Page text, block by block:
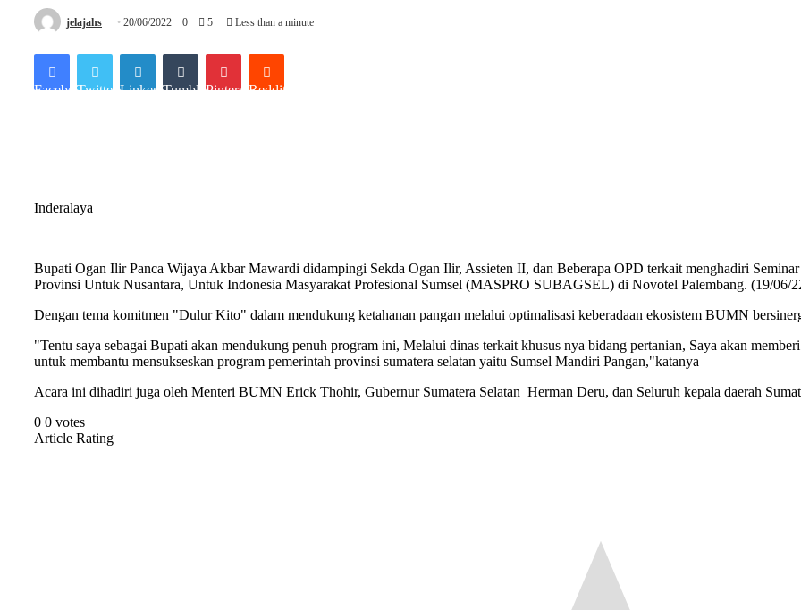
jelajahs 20/06/2022 0 5 Less than a minute
FacebookTwitter LinkedInTumblr PinterestReddit
Inderalaya
Bupati Ogan Ilir Panca Wijaya Akbar Mawardi didampingi Sekda Ogan Ilir, Assieten II, dan Beberapa OPD terkait menghadiri
Provinsi Untuk Nusantara, Untuk Indonesia Masyarakat Profesional Sumsel (MASPRO SUBAGSEL) di Novotel Palembang. (19/06/
Dengan tema komitmen "Dulur Kito" dalam mendukung ketahanan pangan melalui optimalisasi keberadaan ekosistem BUMN
"Tentu saya sebagai Bupati akan mendukung penuh program ini, Melalui dinas terkait khusus nya bidang pertanian, Saya akan
untuk membantu mensukseskan program pemerintah provinsi sumatera selatan yaitu Sumsel Mandiri Pangan,"katanya
Acara ini dihadiri juga oleh Menteri BUMN Erick Thohir, Gubernur Sumatera Selatan Herman Deru, dan Seluruh kepala daerah
0 0 votes
Article Rating